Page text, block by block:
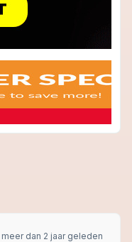
meer dan 2 jaar geleden